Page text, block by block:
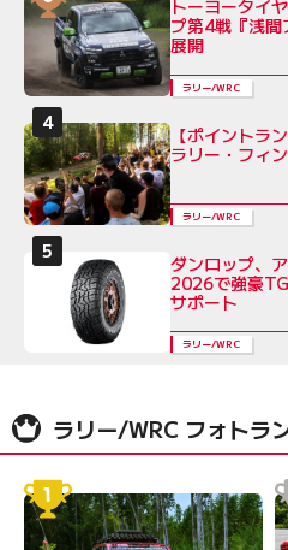
トーヨータイ
プ第4戦『浅間
展開
ラリー/WRC
【ポイントラ
ラリー・フィ
ラリー/WRC
ダンロップ、
2026で強豪
サポート
ラリー/WRC
ラリー/WRC フォトラ